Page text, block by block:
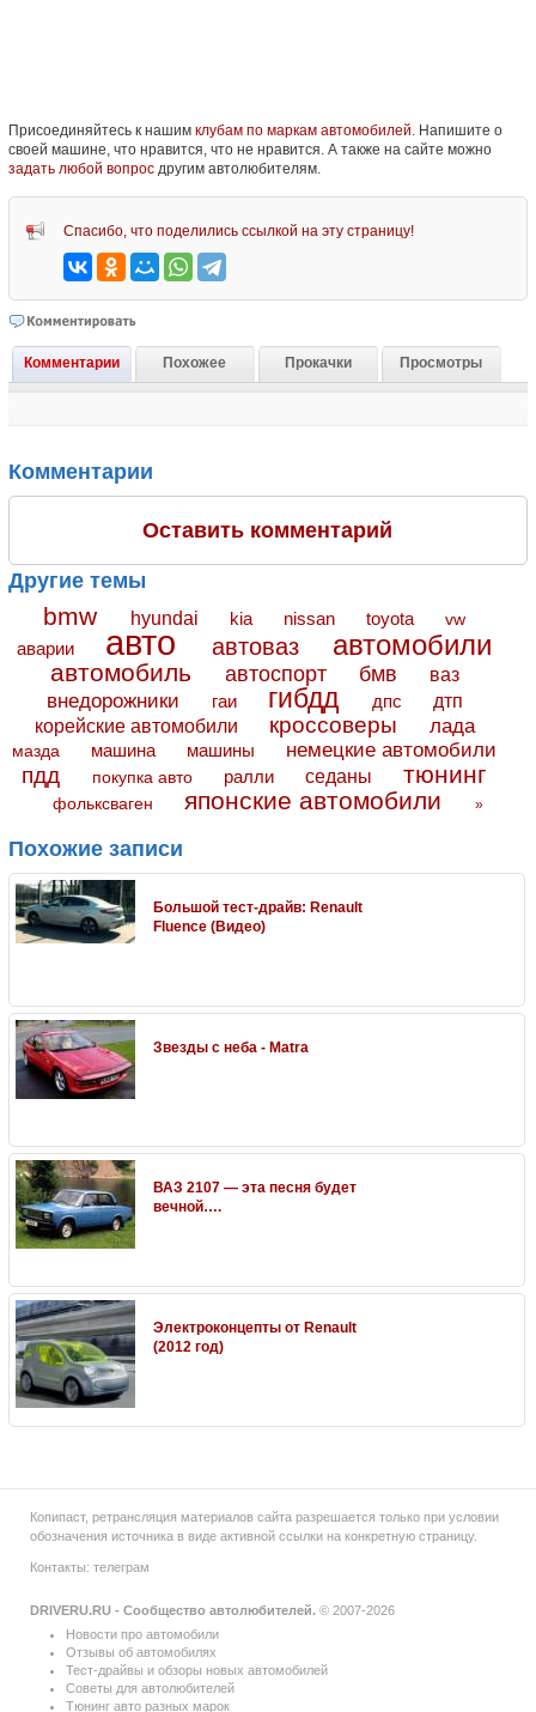
Присоединяйтесь к нашим клубам по маркам автомобилей. Напишите о
своей машине, что нравится, что не нравится. А также на сайте можно
задать любой вопросдругим автолюбителям.
Спасибо, что поделились ссылкой на эту страницу!
Комментарии Похожее Прокачки Просмотры
Комментарии
Оставить комментарий
Другие темы
bmw hyundai kia nissan toyota vw
аварии авто автоваз автомобили
автомобиль автоспорт бмв ваз
внедорожники гаи гибдд дпс дтп
корейские автомобили кроссоверы лада
мазда машина машины немецкие автомобили
пдд покупка авто ралли седаны тюнинг
фольксваген японские автомобили »
Похожие записи
Большой тест-драйв: Renault
Fluence (Видео)
Звезды с неба - Matra
ВАЗ 2107 — эта песня будет
вечной….
Электроконцепты от Renault
(2012 год)
Копипаст, ретрансляция материалов сайта разрешается только при условии
обозначения источника в виде активной ссылки на конкретную страницу.
Контакты: телеграм
DRIVERU.RU - Сообщество автолюбителей. © 2007-2026
Новости про автомобили
Отзывы об автомобилях
Тест-драйвы и обзоры новых автомобилей
Советы для автолюбителей
Тюнинг авто разных марок